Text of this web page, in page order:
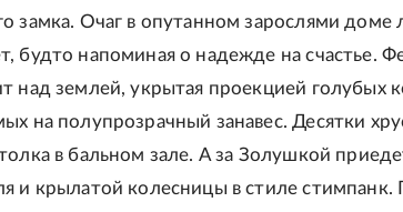
замка. Очаг в опутанном зарослями доме
будто напоминая о надежде на счастье.
над землей, укрытая проекцией голубых
на полупрозрачный занавес. Десятки
в бальном зале. А за Золушкой
и крылатой колесницы в стиле стимпанк.